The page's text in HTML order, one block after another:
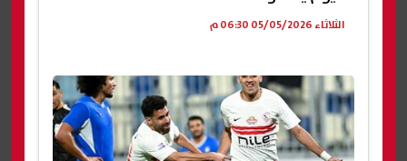
الثلاثاء 05/05/2026 06:30 م